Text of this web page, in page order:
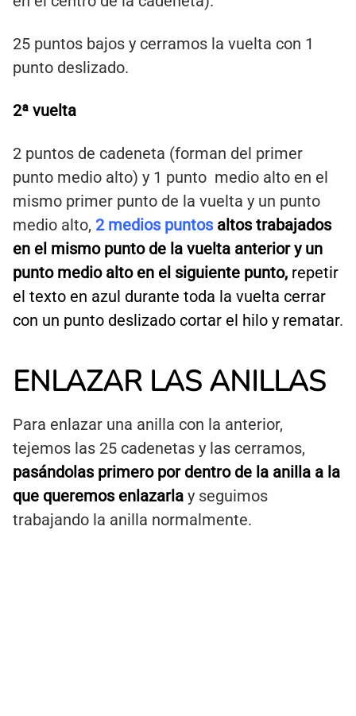
25 puntos bajos y cerramos la vuelta con 1
punto deslizado.
2ª vuelta
2 puntos de cadeneta (forman del primer
punto medio alto) y 1 punto medio alto en el
mismo primer punto de la vuelta y un punto
medio alto, 2 medios puntosaltos trabajados
en el mismo punto de la vuelta anterior y un
punto medio alto en el siguiente punto, repetir
el texto en azul durante toda la vuelta cerrar
con un punto deslizado cortar el hilo y rematar.
ENLAZAR LAS ANILLAS
Para enlazar una anilla con la anterior,
tejemos las 25 cadenetas y las cerramos,
pasándolas primero por dentro de la anilla a la
que queremos enlazarla y seguimos
trabajando la anilla normalmente.